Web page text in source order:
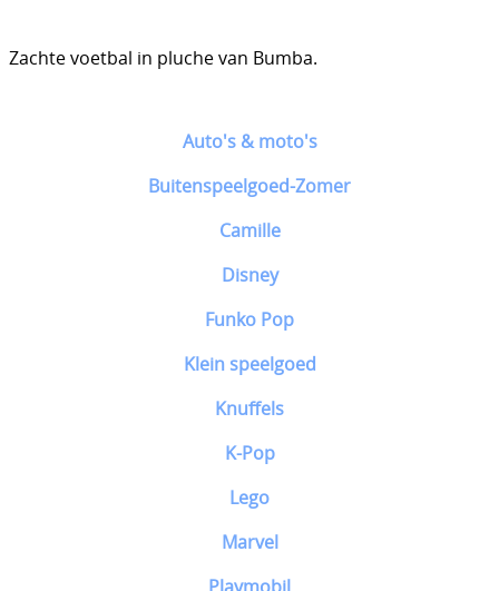
Auto's & moto's
Buitenspeelgoed-Zomer
Camille
Disney
Funko Pop
Klein speelgoed
Knuffels
K-Pop
Lego
Marvel
Playmobil
Zachte voetbal in pluche van Bumba.